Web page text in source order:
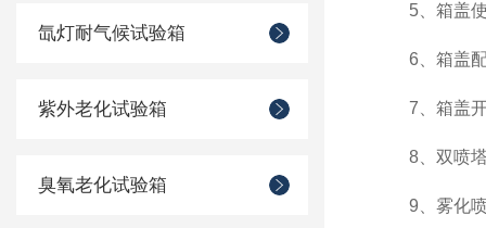
氙灯耐气候试验箱
紫外老化试验箱
臭氧老化试验箱
5、箱盖使
6、箱盖配
7、箱盖开
8、双喷塔
9、雾化喷